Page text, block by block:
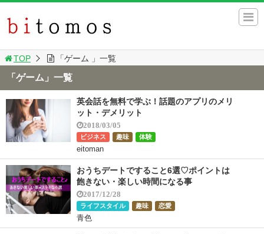
TOP 「ゲーム 」一覧
「ゲーム」一覧
英会話を無料で学ぶ！話題のアプリのメリ
ット・デメリット
2018/03/05
ビジネス 趣味 体験
eitoman
おうちデートですること6選♡ポイントは
飽きない・楽しい時間になる事
2017/12/28
ライフスタイル 趣味 恋愛
青色